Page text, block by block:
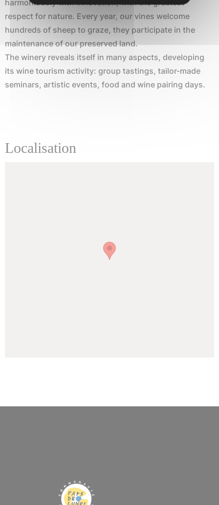
harmoniously with innovation, with the greatest
respect for nature. Every year, our vines welcome
hundreds of sheep to graze, they participate in the
maintenance of our preserved land.
The winery reveals itself in many aspects, developing
its wine tourism activity: group tastings, tailor-made
seminars, artistic events, food and wine pairing days.
Localisation